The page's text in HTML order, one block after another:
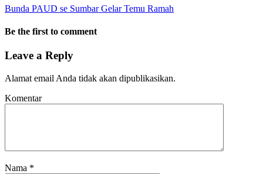
Bunda PAUD se Sumbar Gelar Temu Ramah
Be the first to comment
Leave a Reply
Alamat email Anda tidak akan dipublikasikan.
Komentar
Nama *